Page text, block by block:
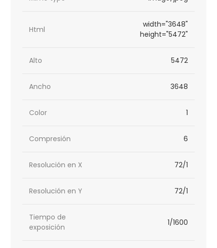
Html
width="3648"
height="5472"
Alto 5472
Ancho 3648
Color 1
Compresión 6
Resolución en X 72/1
Resolución en Y 72/1
Tiempo de
exposición
1/1600